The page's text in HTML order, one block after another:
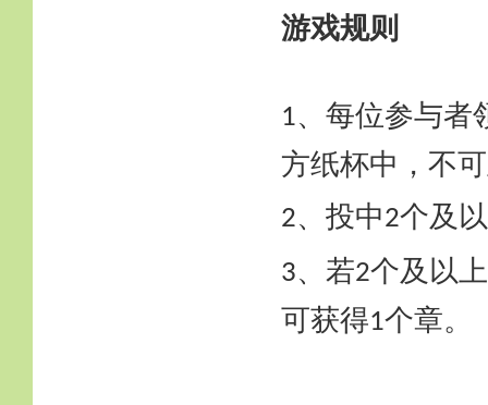
游戏规则
1、每位参与者
方纸杯中，不
2、投中2个及
3、若2个及以
可获得1个章。